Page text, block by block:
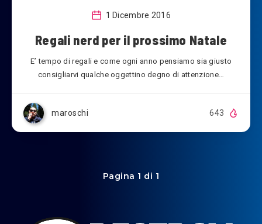
1 Dicembre 2016
Regali nerd per il prossimo Natale
E’ tempo di regali e come ogni anno pensiamo sia giusto
consigliarvi qualche oggettino degno di attenzione…
maroschi 643
Pagina 1 di 1